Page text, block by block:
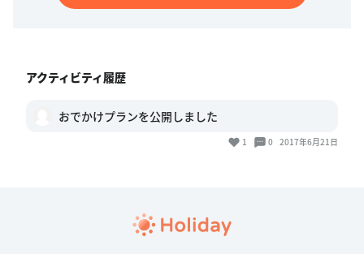
アクティビティ履歴
おでかけプランを公開しました
1 0 2017年6月21日